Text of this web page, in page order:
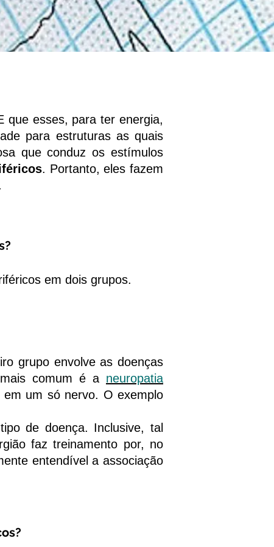
esses, para ter energia,
para estruturas as quais
que conduz os estímulos
. Portanto, eles fazem
em dois grupos.
grupo envolve as doenças
comum é a neuropatia
um só nervo. O exemplo
de doença. Inclusive, tal
faz treinamento por, no
entendível a associação